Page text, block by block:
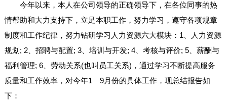
今年以来，本人在公司领导的正确领导下，在各位同事的热
情帮助和大力支持下，立足本职工作，努力学习，遵守各项规章
制度和工作纪律，努力钻研学习人力资源六大模块：1、人力资源
规划; 2、招聘与配置; 3、培训与开发; 4、考核与评价; 5、薪酬与
福利管理; 6、劳动关系(也叫员工关系)，通过学习不断提高服务
质量和工作效率，对今年1—9月份的具体工作，现总结报告如
下：